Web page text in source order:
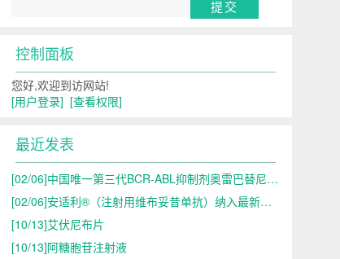
控制面板
您好,欢迎到访网站!
[用户登录] [查看权限]
最近发表
[02/06]中国唯一第三代BCR-ABL抑制剂奥雷巴替尼首入医保目录
[02/06]安适利®（注射用维布妥昔单抗）纳入最新国家医保目录，
[10/13]艾伏尼布片
[10/13]阿糖胞苷注射液